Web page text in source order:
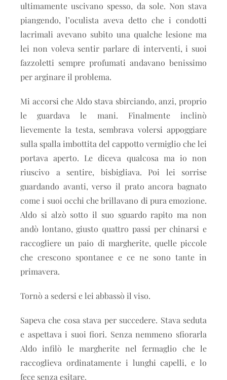
ultimamente uscivano spesso, da sole. Non stava
piangendo, l’oculista aveva detto che i condotti
lacrimali avevano subito una qualche lesione ma
lei non voleva sentir parlare di interventi, i suoi
fazzoletti sempre profumati andavano benissimo
per arginare il problema.
Mi accorsi che Aldo stava sbirciando, anzi, proprio
le guardava le mani. Finalmente inclinò
lievemente la testa, sembrava volersi appoggiare
sulla spalla imbottita del cappotto vermiglio che lei
portava aperto. Le diceva qualcosa ma io non
riuscivo a sentire, bisbigliava. Poi lei sorrise
guardando avanti, verso il prato ancora bagnato
come i suoi occhi che brillavano di pura emozione.
Aldo si alzò sotto il suo sguardo rapito ma non
andò lontano, giusto quattro passi per chinarsi e
raccogliere un paio di margherite, quelle piccole
che crescono spontanee e ce ne sono tante in
primavera.
Tornò a sedersi e lei abbassò il viso.
Sapeva che cosa stava per succedere. Stava seduta
e aspettava i suoi fiori. Senza nemmeno sfiorarla
Aldo infilò le margherite nel fermaglio che le
raccoglieva ordinatamente i lunghi capelli, e lo
fece senza esitare.